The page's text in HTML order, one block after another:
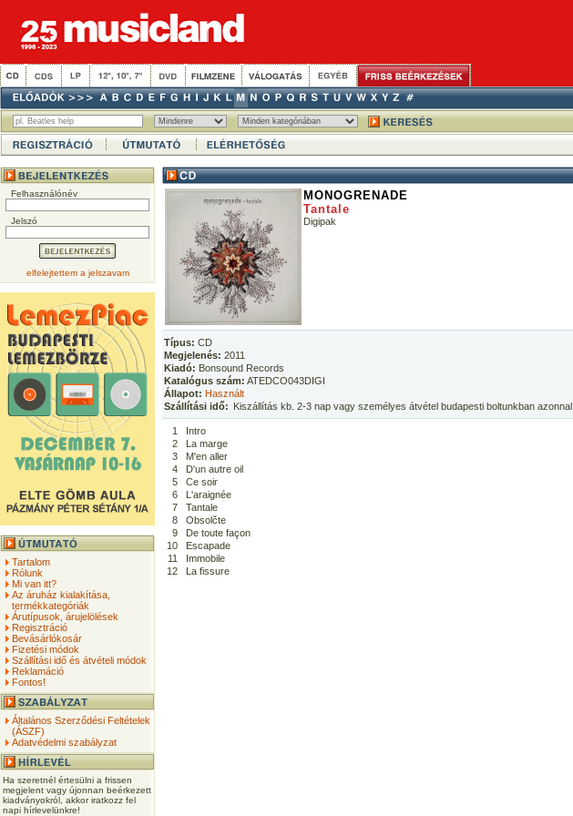
Felhasználónév
Jelszó
elfelejtettem a jelszavam
Tartalom
Rólunk
Mi van itt?
Az áruház kialakítása,
termékkategóriák
Árutípusok, árujelölések
Regisztráció
Bevásárlókosár
Fizetési módok
Szállítási idő és átvételi módok
Reklamáció
Fontos!
Általános Szerződési Feltételek
(ÁSZF)
Adatvédelmi szabályzat
Ha szeretnél értesülni a frissen
megjelent vagy újonnan beérkezett
kiadványokról, akkor iratkozz fel
napi hírlevelünkre!
MONOGRENADE
Tantale
Digipak
Típus: CD
Megjelenés: 2011
Kiadó: Bonsound Records
Katalógus szám: ATEDCO043DIGI
Állapot: Használt
Szállítási idő: Kiszállítás kb. 2-3 nap vagy személyes átvétel budapesti boltunkban azonnal
1
Intro
2
La marge
3
M'en aller
4
D'un autre oil
5
Ce soir
6
L'araignée
7
Tantale
8
Obsolčte
9
De toute façon
10
Escapade
11
Immobile
12
La fissure